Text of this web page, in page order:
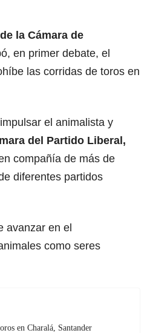
la Cámara de
en primer debate, el
las corridas de toros en
el animalista y
del Partido Liberal,
compañía de más de
diferentes partidos
avanzar en el
como seres
en Charalá, Santander